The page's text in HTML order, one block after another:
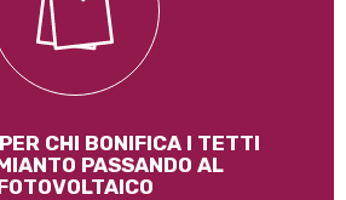
CHI BONIFICA I TETTI
PASSANDO AL
la produzione di energia pulita
Leggi di più